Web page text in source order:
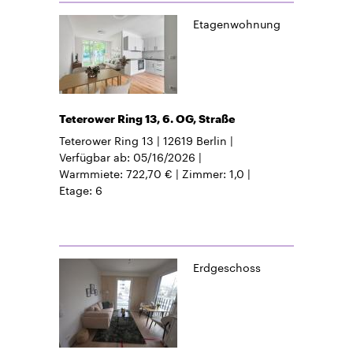
Etagenwohnung
Teterower Ring 13, 6. OG, Straße
Teterower Ring 13 12619 Berlin
Verfügbar ab 05/16/2026
Warmmiete 722,70 € Zimmer 1,0
Etage 6
Erdgeschoss